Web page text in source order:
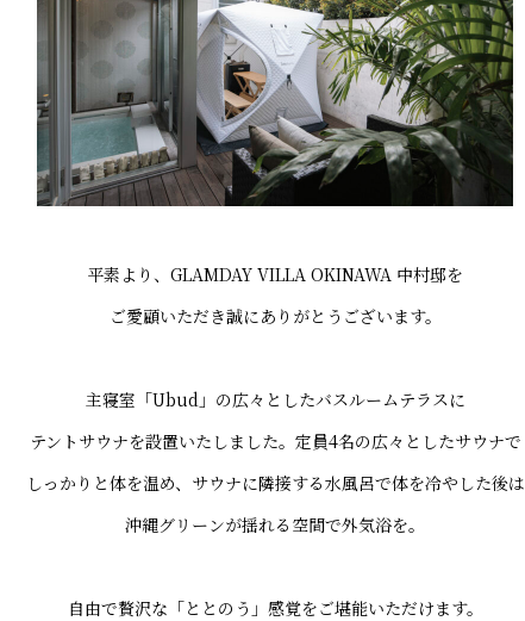
平素より、GLAMDAY VILLA OKINAWA 中村邸を
ご愛顧いただき誠にありがとうございます。
主寝室「Ubud」の広々としたバスルームテラスに
テントサウナを設置いたしました。定員4名の広々としたサウナで
しっかりと体を温め、サウナに隣接する水風呂で体を冷やした後は
沖縄グリーンが揺れる空間で外気浴を。
自由で贅沢な「ととのう」感覚をご堪能いただけます。